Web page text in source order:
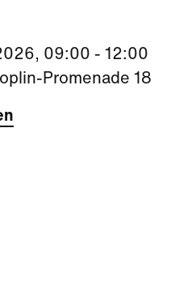
09:00 - 12:00
Promenade 18